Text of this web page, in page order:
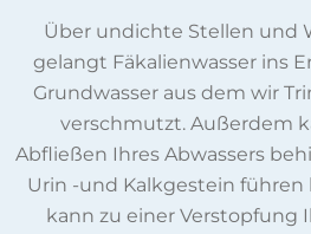
Über undichte Stellen und
gelangt Fäkalienwasser ins
Grundwasser aus dem wir
verschmutzt. Außerdem
Abfließen Ihres Abwassers
Urin -und Kalkgestein führen
kann zu einer Verstopfung